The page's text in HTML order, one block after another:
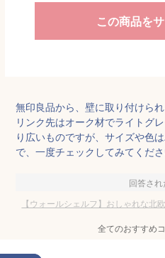
この商品を
無印良品から、壁に取り付けら
リンク先はオーク材でライトグ
り広いものですが、サイズや色
で、一度チェックしてみてくださ
回答さ
【ウォールシェルフ】おしゃれな北
全てのおすすめ